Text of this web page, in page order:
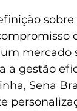
mercado
a gestão
Sena